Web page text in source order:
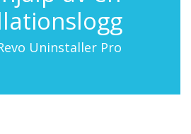
Uninstaller Pro